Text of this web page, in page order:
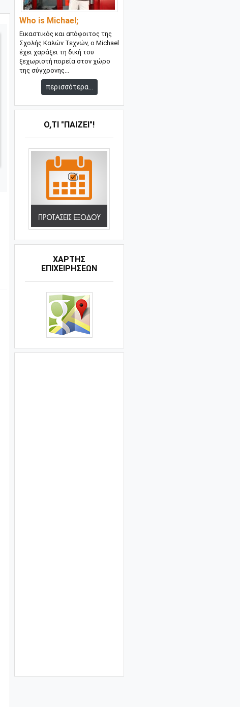
Who is Michael;
Εικαστικός και απόφοιτος της
Σχολής Καλών Τεχνών, ο Michael
έχει χαράξει τη δική του
ξεχωριστή πορεία στον χώρο
της σύγχρονης...
περισσότερα...
Ό,ΤΙ "ΠΑΊΖΕΙ"!
ΧΑΡΤΗΣ
ΕΠΙΧΕΙΡΗΣΕΩΝ